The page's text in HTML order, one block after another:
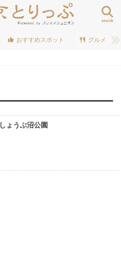
search
おすすめスポット グルメ
しょうぶ沼公園